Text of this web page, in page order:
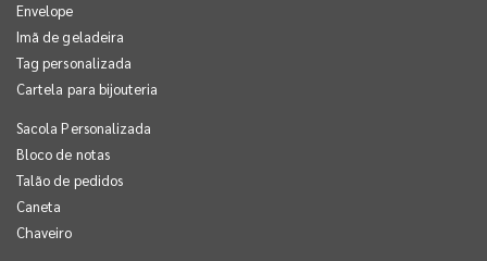
Envelope
Imã de geladeira
Tag personalizada
Cartela para bijouteria
Sacola Personalizada
Bloco de notas
Talão de pedidos
Caneta
Chaveiro